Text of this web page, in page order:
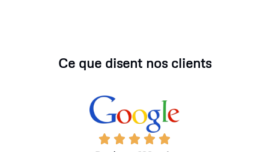
Ce que disent nos clients